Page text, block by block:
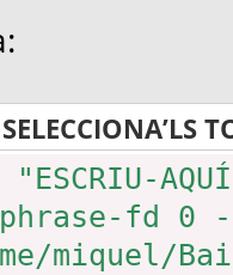
IDEA,
MD5,
No
SELECCIONA’LS
"ESCRIU-
fd 0
miquel/